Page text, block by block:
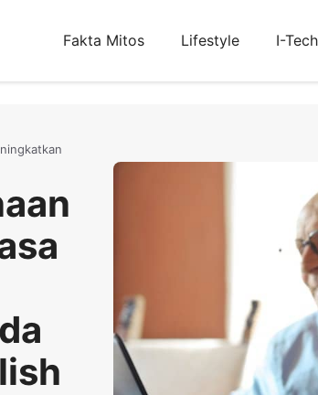
Fakta Mitos Lifestyle I-Tech